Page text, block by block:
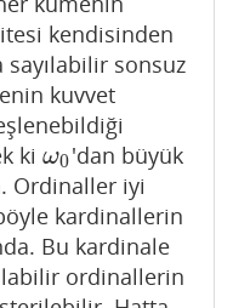
kendisinden
sayılabilir sonsuz
kuvvet
kiω0
ω0'dan büyük
Ordinaller iyi
kardinallerin
Bu kardinale
ordinallerin